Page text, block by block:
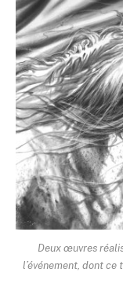
Deux œuvres
l’événement, dont